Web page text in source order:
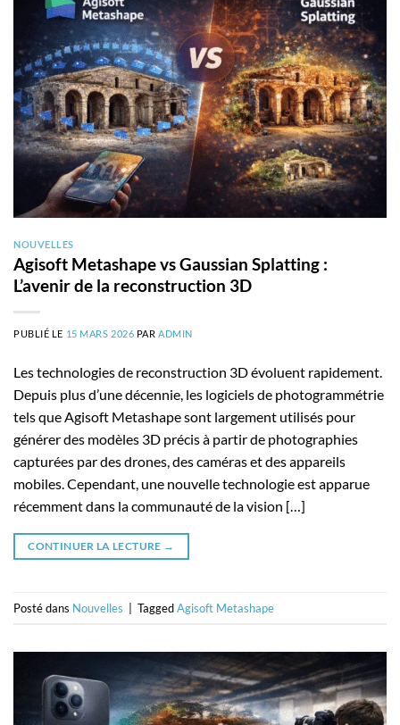
NOUVELLES
Agisoft Metashape vs Gaussian Splatting :
L’avenir de la reconstruction 3D
PUBLIÉ LE 15 MARS 2026 PARADMIN
Les technologies de reconstruction 3D évoluent rapidement.
Depuis plus d’une décennie, les logiciels de photogrammétrie
tels que Agisoft Metashape sont largement utilisés pour
générer des modèles 3D précis à partir de photographies
capturées par des drones, des caméras et des appareils
mobiles. Cependant, une nouvelle technologie est apparue
récemment dans la communauté de la vision […]
CONTINUER LA LECTURE →
Posté dans Nouvelles TaggedAgisoft Metashape